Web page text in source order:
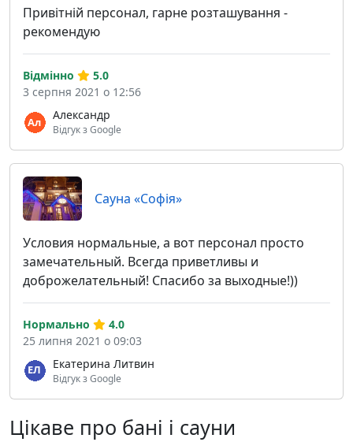
Привітній персонал, гарне розташування -
рекомендую
Александр
Відгук з Google
Відмінно
5.0
3 серпня 2021 о 12:56
Сауна «Софія»
Условия нормальные, а вот персонал просто
замечательный. Всегда приветливы и
доброжелательный! Спасибо за выходные!))
Екатерина Литвин
Відгук з Google
Нормально
4.0
25 липня 2021 о 09:03
Цікаве про бані і сауни